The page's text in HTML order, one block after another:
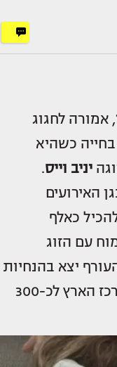
, אמורה לחגוג
כשהיא
יניב וייס.
האירועים
כאלף
עם הזוג
יצא בהנחיות
חדשות עם הגבלת התקהלות במרכז הארץ לכ-300